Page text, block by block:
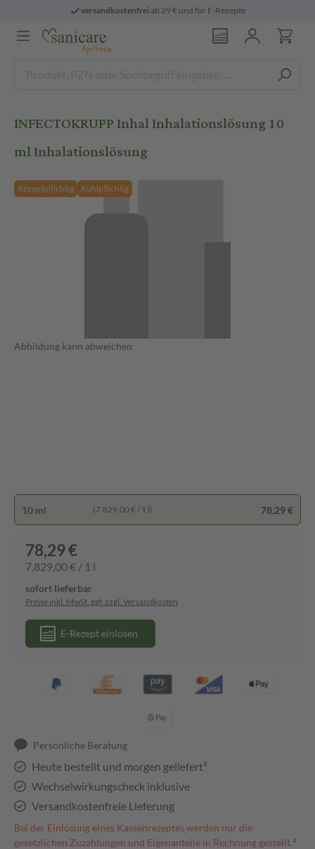
versandkostenfreiab 29 € und für E-Rezepte
INFECTOKRUPP Inhal Inhalationslösung 10
ml Inhalationslösung
Rezeptpflichtig Kühlpflichtig
Abbildung kann abweichen
10 ml (7.829,00 € / 1 l) 78,29 €
78,29 €
7.829,00 € / 1 l
sofort lieferbar
Preise inkl. MwSt. ggf. zzgl. Versandkosten
E-Rezept einlösen
Persönliche Beratung
Heute bestellt und morgen geliefert³
Wechselwirkungscheck inklusive
Versandkostenfreie Lieferung
Bei der Einlösung eines Kassenrezeptes werden nur die
gesetzlichen Zuzahlungen und Eigenanteile in Rechnung gestellt.⁴